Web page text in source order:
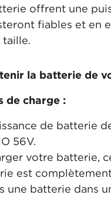
offrent une
fiables et en
taille.
la batterie de
de charge :
de batterie
56V.
votre batterie,
est
une batterie dans